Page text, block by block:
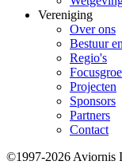
Vereniging
Over ons
Bestuur
Regio's
Projecten
Sponsors
Partners
Contact
©1997-2026 Aviornis